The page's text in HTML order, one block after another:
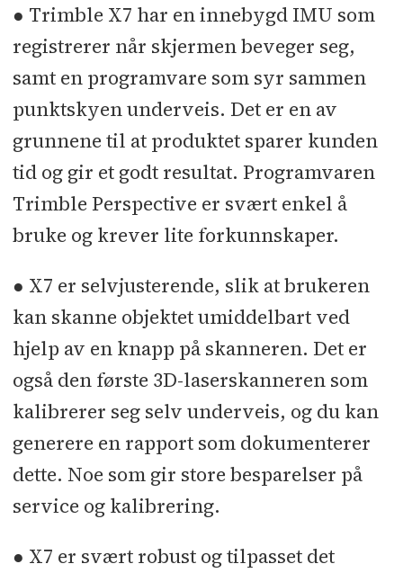
● Trimble X7 har en innebygd IMU som
registrerer når skjermen beveger seg,
samt en programvare som syr sammen
punktskyen underveis. Det er en av
grunnene til at produktet sparer kunden
tid og gir et godt resultat. Programvaren
Trimble Perspective er svært enkel å
bruke og krever lite forkunnskaper.
● X7 er selvjusterende, slik at brukeren
kan skanne objektet umiddelbart ved
hjelp av en knapp på skanneren. Det er
også den første 3D-laserskanneren som
kalibrerer seg selv underveis, og du kan
generere en rapport som dokumenterer
dette. Noe som gir store besparelser på
service og kalibrering.
● X7 er svært robust og tilpasset det